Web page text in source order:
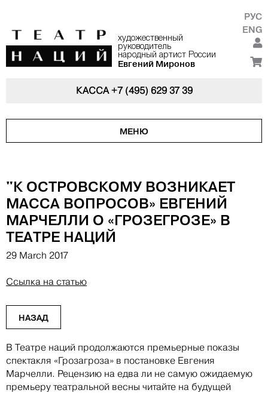
художественный
руководитель
народный артист России
Евгений Миронов
РУС
ENG
КАССА+7 (495) 629 37 39
МЕНЮ
"К ОСТРОВСКОМУ ВОЗНИКАЕТ
МАССА ВОПРОСОВ» ЕВГЕНИЙ
МАРЧЕЛЛИ О «ГРОЗЕГРОЗЕ» В
ТЕАТРЕ НАЦИЙ
29 March 2017
Ссылка на статью
НАЗАД
В Театре наций продолжаются премьерные показы
спектакля «Грозагроза» в постановке Евгения
Марчелли. Рецензию на едва ли не самую ожидаемую
премьеру театральной весны читайте на будущей